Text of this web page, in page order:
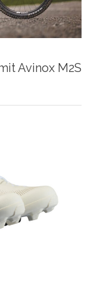
Avinox M2S